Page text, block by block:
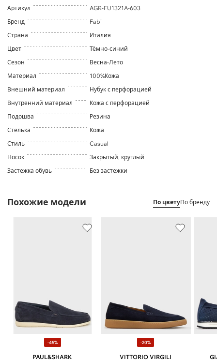
Артикул
AGR-FU1321A-603
Бренд
Fabi
Страна
Италия
Цвет
Тёмно-синий
Сезон
Весна-Лето
Материал
100%Кожа
Внешний материал
Нубук с перфорацией
Внутренний материал
Кожа с перфорацией
Подошва
Резина
Стелька
Кожа
Стиль
Casual
Носок
Закрытый, круглый
Застежка обувь
Без застежки
Похожие модели По цветуПо бренду
-45%
PAUL&SHARK
-20%
VITTORIO VIRGILI